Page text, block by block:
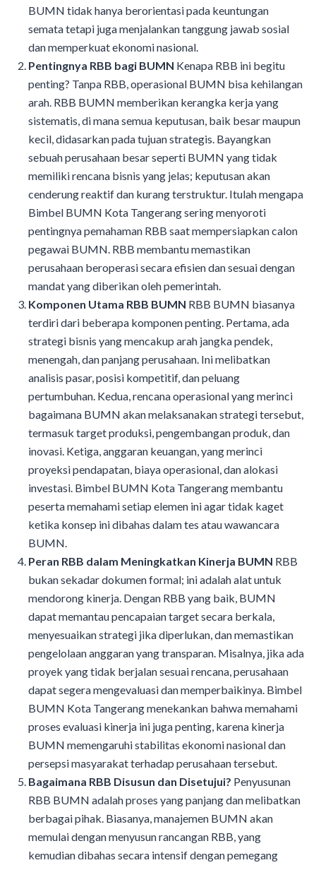
BUMN tidak hanya berorientasi pada keuntungan
semata tetapi juga menjalankan tanggung jawab sosial
dan memperkuat ekonomi nasional.
Pentingnya RBB bagi BUMN Kenapa RBB ini begitu
penting? Tanpa RBB, operasional BUMN bisa kehilangan
arah. RBB BUMN memberikan kerangka kerja yang
sistematis, di mana semua keputusan, baik besar maupun
kecil, didasarkan pada tujuan strategis. Bayangkan
sebuah perusahaan besar seperti BUMN yang tidak
memiliki rencana bisnis yang jelas; keputusan akan
cenderung reaktif dan kurang terstruktur. Itulah mengapa
Bimbel BUMN Kota Tangerang sering menyoroti
pentingnya pemahaman RBB saat mempersiapkan calon
pegawai BUMN. RBB membantu memastikan
perusahaan beroperasi secara efisien dan sesuai dengan
mandat yang diberikan oleh pemerintah.
Komponen Utama RBB BUMN RBB BUMN biasanya
terdiri dari beberapa komponen penting. Pertama, ada
strategi bisnis yang mencakup arah jangka pendek,
menengah, dan panjang perusahaan. Ini melibatkan
analisis pasar, posisi kompetitif, dan peluang
pertumbuhan. Kedua, rencana operasional yang merinci
bagaimana BUMN akan melaksanakan strategi tersebut,
termasuk target produksi, pengembangan produk, dan
inovasi. Ketiga, anggaran keuangan, yang merinci
proyeksi pendapatan, biaya operasional, dan alokasi
investasi. Bimbel BUMN Kota Tangerang membantu
peserta memahami setiap elemen ini agar tidak kaget
ketika konsep ini dibahas dalam tes atau wawancara
BUMN.
Peran RBB dalam Meningkatkan Kinerja BUMN RBB
bukan sekadar dokumen formal; ini adalah alat untuk
mendorong kinerja. Dengan RBB yang baik, BUMN
dapat memantau pencapaian target secara berkala,
menyesuaikan strategi jika diperlukan, dan memastikan
pengelolaan anggaran yang transparan. Misalnya, jika ada
proyek yang tidak berjalan sesuai rencana, perusahaan
dapat segera mengevaluasi dan memperbaikinya. Bimbel
BUMN Kota Tangerang menekankan bahwa memahami
proses evaluasi kinerja ini juga penting, karena kinerja
BUMN memengaruhi stabilitas ekonomi nasional dan
persepsi masyarakat terhadap perusahaan tersebut.
Bagaimana RBB Disusun dan Disetujui? Penyusunan
RBB BUMN adalah proses yang panjang dan melibatkan
berbagai pihak. Biasanya, manajemen BUMN akan
memulai dengan menyusun rancangan RBB, yang
kemudian dibahas secara intensif dengan pemegang